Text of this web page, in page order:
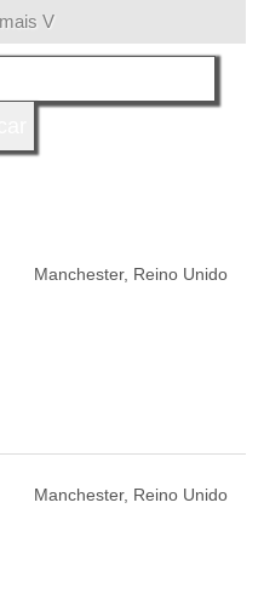
V
Manchester, Reino Unido
Manchester, Reino Unido